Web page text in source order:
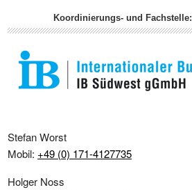
Koordinierungs- und Fachstelle:
Stefan Worst
Mobil: +49 (0) 171-4127735
Holger Noss